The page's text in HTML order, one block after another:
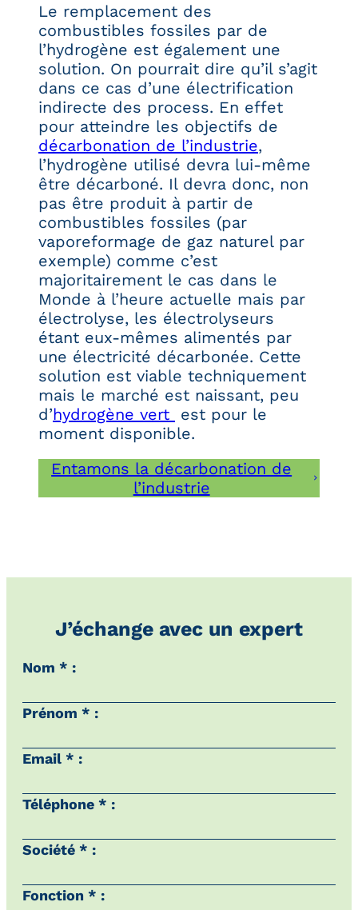
Le remplacement des
combustibles fossiles par de
l’hydrogène est également une
solution. On pourrait dire qu’il s’agit
dans ce cas d’une électrification
indirecte des process. En effet
pour atteindre les objectifs de
décarbonation de l’industrie,
l’hydrogène utilisé devra lui-même
être décarboné. Il devra donc, non
pas être produit à partir de
combustibles fossiles (par
vaporeformage de gaz naturel par
exemple) comme c’est
majoritairement le cas dans le
Monde à l’heure actuelle mais par
électrolyse, les électrolyseurs
étant eux-mêmes alimentés par
une électricité décarbonée. Cette
solution est viable techniquement
mais le marché est naissant, peu
d’hydrogène vert
est pour le
moment disponible.
Entamons la décarbonation de
l’industrie
J’échange avec un expert
Nom * :
Prénom * :
Email * :
Téléphone * :
Société * :
Fonction * :